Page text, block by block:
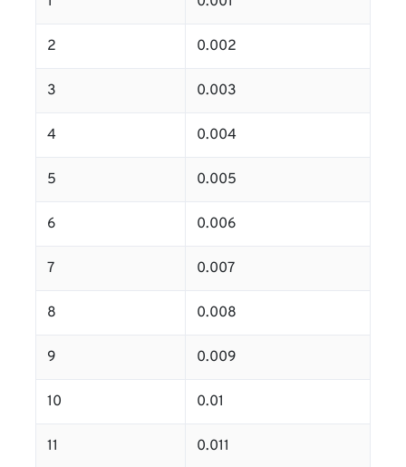
2 0.002
3 0.003
4 0.004
5 0.005
6 0.006
7 0.007
8 0.008
9 0.009
10 0.01
11 0.011